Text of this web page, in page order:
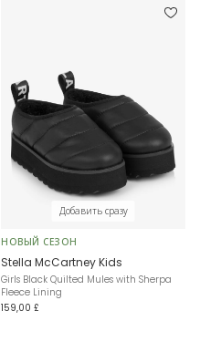
Добавить сразу
НОВЫЙ СЕЗОН
Stella McCartney Kids
Girls Black Quilted Mules with Sherpa
Fleece Lining
159,00 £